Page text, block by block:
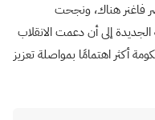
فاغنر هناك، ونجحت
إلى أن دعمت الانقلاب
2021، الذي أتى بحكومة أكثر اهتمامًا بمواصلة تعزيز